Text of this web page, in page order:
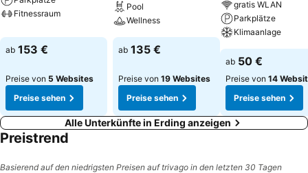
Fitnessraum
ab 153 €
Preise von 5 Websites
Preise sehen
Pool
Wellness
ab 135 €
Preise von 19 Websites
Preise sehen
gratis WLAN
Parkplätze
Klimaanlage
ab 50 €
Preise von 14
Preise sehen
Alle Unterkünfte in Erding anzeigen
Preistrend
Basierend auf den niedrigsten Preisen auf trivago in den letzten 30 Tagen